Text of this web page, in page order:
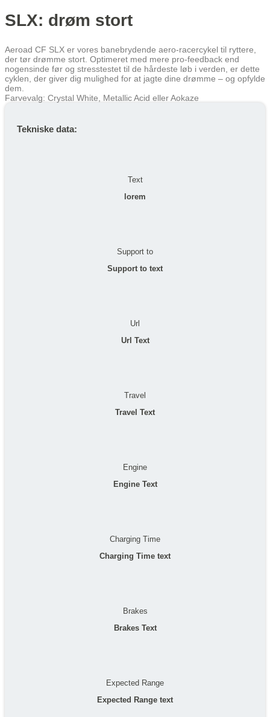
År Skat/måned
År 2 494 kr 494 kr
År 3 385 kr 385 kr
Gennemsnit 533 kr 533 kr
Row 3, Cell 1
SLX: drøm stort
Aeroad CF SLX er vores banebrydende aero-racercykel til ryttere,
der tør drømme stort. Optimeret med mere pro-feedback end
nogensinde før og stresstestet til de hårdeste løb i verden, er dette
cyklen, der giver dig mulighed for at jagte dine drømme – og opfylde
dem.
Farvevalg: Crystal White, Metallic Acid eller Aokaze
Tekniske data:
Text
lorem
Support to
Support to text
Url
Url Text
Travel
Travel Text
Engine
Engine Text
Charging Time
Charging Time text
Brakes
Brakes Text
Expected Range
Expected Range text